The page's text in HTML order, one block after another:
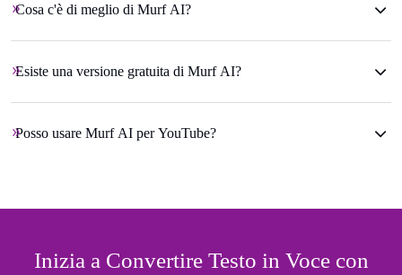
Cosa c'è di meglio di Murf AI?
Esiste una versione gratuita di Murf AI?
Posso usare Murf AI per YouTube?
Inizia a Convertire Testo in Voce con